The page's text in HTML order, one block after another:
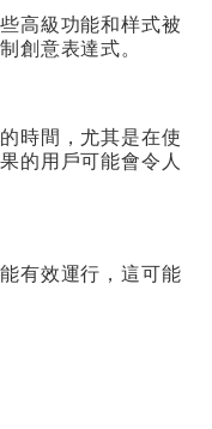
高級功能和样式被
創意表達式。
時間，尤其是在使
的用戶可能會令人
有效運行，這可能